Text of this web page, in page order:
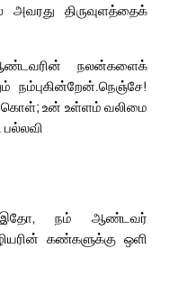
திருவுளத்தைக்
நலன்களைக்
நெஞ்சே!
உன் உள்ளம் வலிமை
இதோ, நம் ஆண்டவர்
கண்களுக்கு ஒளி